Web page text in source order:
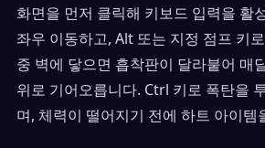
화면을 먼저 클릭해 키보드 입력을 활
좌우 이동하고, Alt 또는 지정 점프 키
중 벽에 닿으면 흡착판이 달라붙어 매
위로 기어오릅니다. Ctrl 키로 폭탄을
며, 체력이 떨어지기 전에 하트 아이템